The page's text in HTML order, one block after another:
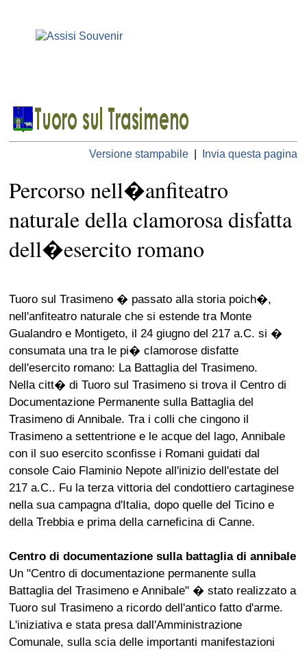
Versione stampabile Invia questa pagina
Percorso nell�anfiteatro
naturale della clamorosa disfatta
dell�esercito romano
Tuoro sul Trasimeno � passato alla storia poich�,
nell'anfiteatro naturale che si estende tra Monte
Gualandro e Montigeto, il 24 giugno del 217 a.C. si �
consumata una tra le pi� clamorose disfatte
dell'esercito romano: La Battaglia del Trasimeno.
Nella citt� di Tuoro sul Trasimeno si trova il Centro di
Documentazione Permanente sulla Battaglia del
Trasimeno di Annibale. Tra i colli che cingono il
Trasimeno a settentrione e le acque del lago, Annibale
con il suo esercito sconfisse i Romani guidati dal
console Caio Flaminio Nepote all'inizio dell'estate del
217 a.C.. Fu la terza vittoria del condottiero cartaginese
nella sua campagna d'Italia, dopo quelle del Ticino e
della Trebbia e prima della carneficina di Canne.
Centro di documentazione sulla battaglia di annibale
Un "Centro di documentazione permanente sulla
Battaglia del Trasimeno e Annibale" � stato realizzato a
Tuoro sul Trasimeno a ricordo dell'antico fatto d'arme.
L'iniziativa e stata presa dall'Amministrazione
Comunale, sulla scia delle importanti manifestazioni